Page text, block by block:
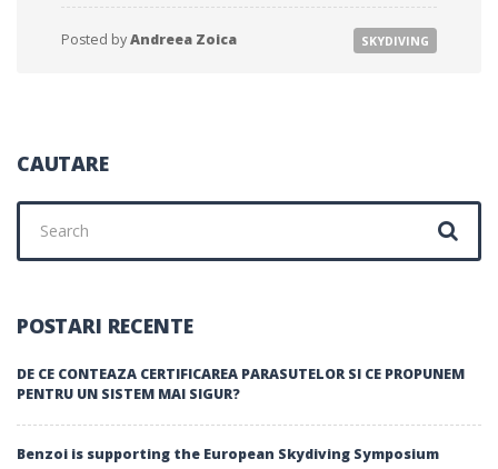
CONTEAZA
CERTIFICAREA
Posted byAndreea Zoica SKYDIVING
CAUTARE
for:
POSTARI RECENTE
DE CE CONTEAZA CERTIFICAREA PARASUTELOR SI CE PROPUNEM
PENTRU UN SISTEM MAI SIGUR?
Benzoi is supporting the European Skydiving Symposium